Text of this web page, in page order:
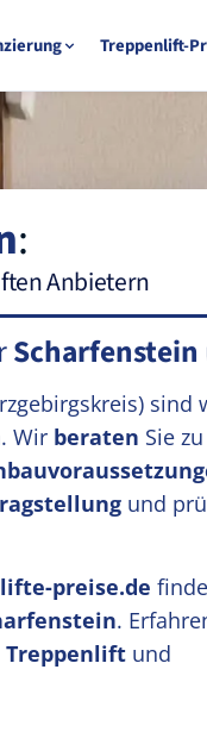
Treppenlift-
:
Anbietern
Scharfenstein
sind
Wir beraten Sie zu
und
preise.de
.
Treppenlift und